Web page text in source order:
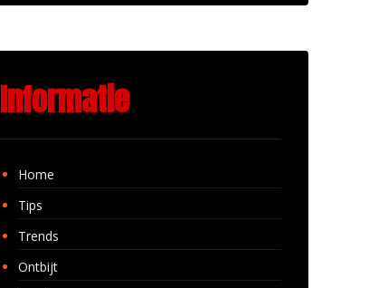
Informatie
Home
Tips
Trends
Ontbijt